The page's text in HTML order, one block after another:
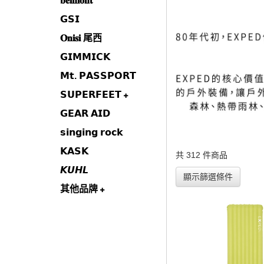
𝗚𝗦𝗜
𝐎𝐧𝐢𝐬𝐢 尾西
𝗚𝗜𝗠𝗠𝗜𝗖𝗞
𝗠𝘁. 𝗣𝗔𝗦𝗦𝗣𝗢𝗥𝗧
𝗦𝗨𝗣𝗘𝗥𝗙𝗘𝗘𝗧
𝗚𝗘𝗔𝗥 𝗔𝗜𝗗
𝘀𝗶𝗻𝗴𝗶𝗻𝗴 𝗿𝗼𝗰𝗸
𝗞𝗔𝗦𝗞
𝙆𝙐𝙃𝙇
其他品牌
共 312 件商品
顯示篩選條件